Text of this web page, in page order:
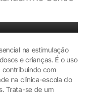
na estimulação
e crianças. É o uso
contribuindo com
na clínica-escola do
Trata-se de um